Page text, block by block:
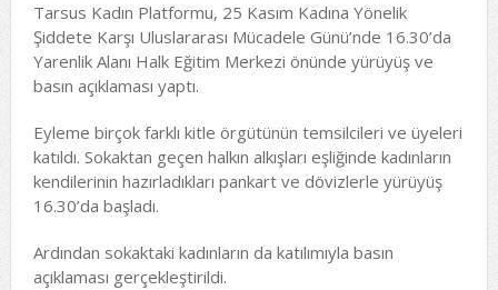
Tarsus Kadın Platformu, 25 Kasım Kadına Yönelik
Şiddete Karşı Uluslararası Mücadele Günü’nde 16.30’da
Yarenlik Alanı Halk Eğitim Merkezi önünde yürüyüş ve
basın açıklaması yaptı.
Eyleme birçok farklı kitle örgütünün temsilcileri ve üyeleri
katıldı. Sokaktan geçen halkın alkışları eşliğinde kadınların
kendilerinin hazırladıkları pankart ve dövizlerle yürüyüş
16.30’da başladı.
Ardından sokaktaki kadınların da katılımıyla basın
açıklaması gerçekleştirildi.